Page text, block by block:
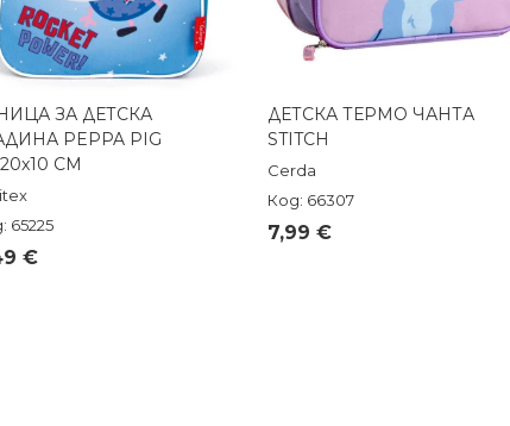
Бърз преглед
ЗА ДЕТСКА
PEPPA PIG
СМ
65225
€
Бърз преглед
ДЕТСКА ТЕРМО ЧАНТА
STITCH
Cerda
Код: 66307
7,99 €